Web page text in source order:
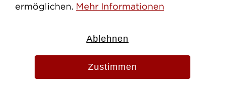
ermöglichen. Mehr Informationen
Ablehnen
Zustimmen